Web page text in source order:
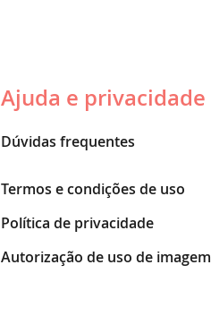
Ajuda e privacidade
Dúvidas frequentes
Termos e condições de uso
Política de privacidade
Autorização de uso de imagem